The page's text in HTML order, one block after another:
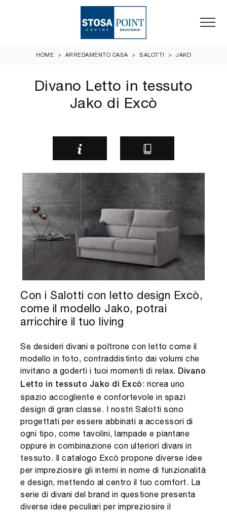
HOME > ARREDAMENTO CASA > SALOTTI > JAKO
Divano Letto in tessuto
Jako di Excò
Con i Salotti con letto design Excò,
come il modello Jako, potrai
arricchire il tuo living
Se desideri divani e poltrone con letto come il
modello in foto, contraddistinto dai volumi che
invitano a goderti i tuoi momenti di relax. Divano
Letto in tessuto Jako di Excò : ricrea uno
spazio accogliente e confortevole in spazi
design di gran classe. I nostri Salotti sono
progettati per essere abbinati a accessori di
ogni tipo, come tavolini, lampade e piantane
oppure in combinazione con ulteriori divani in
tessuto. Il catalogo Excò propone diverse idee
per impreziosire gli interni in nome di funzionalità
e design, mettendo al centro il tuo comfort. La
serie di divani del brand in questione presenta
diverse idee peculiari per impreziosire il